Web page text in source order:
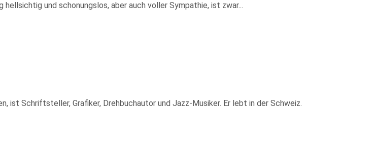
und schonungslos, aber auch voller Sympathie, ist zwar...
ist Schriftsteller, Grafiker, Drehbuchautor und Jazz-Musiker. Er lebt in der Schweiz.